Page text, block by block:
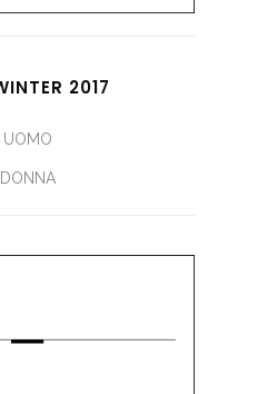
2017
UOMO
DONNA